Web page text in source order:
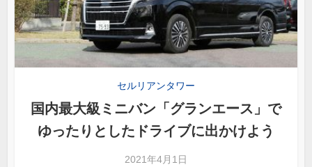
セルリアンタワー
国内最大級ミニバン「グランエース」で
ゆったりとしたドライブに出かけよう
2021年4月1日